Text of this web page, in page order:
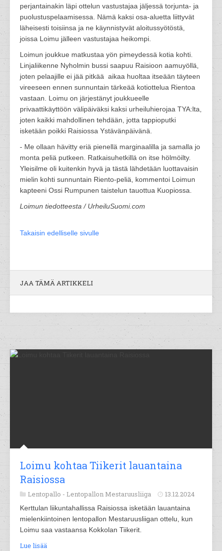
perjantainakin läpi ottelun vastustajaa jäljessä torjunta- ja
puolustuspelaamisessa. Nämä kaksi osa-aluetta liittyvät
läheisesti toisiinsa ja ne käynnistyvät aloitussyötöstä,
joissa Loimu jälleen vastustajaa heikompi.
Loimun joukkue matkustaa yön pimeydessä kotia kohti.
Linjaliikenne Nyholmin bussi saapuu Raisioon aamuyöllä,
joten pelaajille ei jää pitkää aikaa huoltaa itseään täyteen
vireeseen ennen sunnuntain tärkeää kotiottelua Rientoa
vastaan. Loimu on järjestänyt joukkueelle
privaattikäyttöön välipäiväksi kaksi urheiluhierojaa TYA:lta,
joten kaikki mahdollinen tehdään, jotta tappioputki
isketään poikki Raisiossa Ystävänpäivänä.
- Me ollaan hävitty eriä pienellä marginaalilla ja samalla jo
monta peliä putkeen. Ratkaisuhetkillä on itse hölmöilty.
Yleisilme oli kuitenkin hyvä ja tästä lähdetään luottavaisin
mielin kohti sunnuntain Riento-peliä, kommentoi Loimun
kapteeni Ossi Rumpunen taistelun tauottua Kuopiossa.
Loimun tiedotteesta / UrheiluSuomi.com
Takaisin edelliselle sivulle
JAA TÄMÄ ARTIKKELI
Loimu kohtaa Tiikerit lauantaina
Raisiossa
Lentopallo - Lentopallon Mestaruusliiga 13.12.2024
Kerttulan liikuntahallissa Raisiossa isketään lauantaina
mielenkiintoinen lentopallon Mestaruusliigan ottelu, kun
Loimu saa vastaansa Kokkolan Tiikerit.
Lue lisää